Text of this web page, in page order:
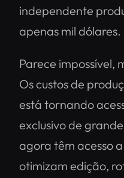
independente
apenas mil dólares.
Parece impossível,
Os custos de
está tornando
exclusivo de
agora têm acesso
otimizam edição,